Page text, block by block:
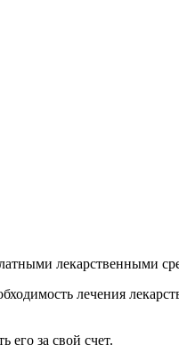
лекарственными
лечения
его за свой счет.